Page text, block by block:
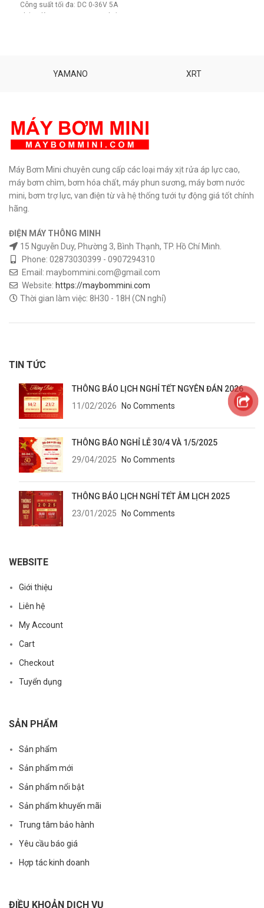
Công suất tối đa: DC 0-36V 5A
Mua số lượng có giá tốt
YAMANO XRT
Máy Bơm Mini chuyên cung cấp các loại máy xịt rửa áp lực cao,
máy bơm chìm, bơm hóa chất, máy phun sương, máy bơm nước
mini, bơm trợ lực, van điện từ và hệ thống tưới tự động giá tốt chính
hãng.
ĐIỆN MÁY THÔNG MINH
15 Nguyễn Duy, Phường 3, Bình Thạnh, TP. Hồ Chí Minh.
Phone: 02873030399 - 0907294310
Email: maybommini.com@gmail.com
Website: https://maybommini.com
Thời gian làm việc: 8H30 - 18H (CN nghỉ)
TIN TỨC
THÔNG BÁO LỊCH NGHỈ TẾT NGYÊN ĐÁN 2026
11/02/2026
No Comments
THÔNG BÁO NGHỈ LỄ 30/4 VÀ 1/5/2025
29/04/2025
No Comments
THÔNG BÁO LỊCH NGHỈ TẾT ÂM LỊCH 2025
23/01/2025
No Comments
WEBSITE
Giới thiệu
Liên hệ
My Account
Cart
Checkout
Tuyển dụng
SẢN PHẨM
Sản phẩm
Sản phẩm mới
Sản phẩm nổi bật
Sản phẩm khuyến mãi
Trung tâm bảo hành
Yêu cầu báo giá
Hợp tác kinh doanh
ĐIỀU KHOẢN DỊCH VỤ